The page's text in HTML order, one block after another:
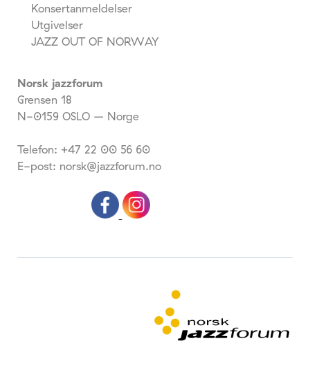
Konsertanmeldelser
Utgivelser
JAZZ OUT OF NORWAY
Norsk jazzforum
Grensen 18
N-0159 OSLO – Norge
Telefon: +47 22 00 56 60
E-post: norsk@jazzforum.no